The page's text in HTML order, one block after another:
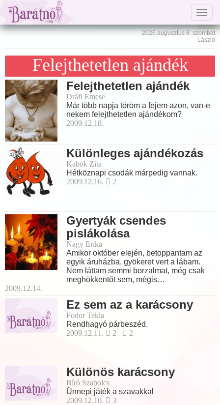
2026.augusztus 8. szombat
László
Felejthetetlen ajándék
Felejthetetlen ajándék
Dráfi Emese
Már több napja töröm a fejem azon, van-e
nekem felejthetetlen ajándékom?
2009.12.18.
Különleges ajándékozás
Kabók Zita
Hétköznapi csodák márpedig vannak.
2009.12.16.
2
Gyertyák csendes
pislákolása
Nagy Erika
Amikor október elején, betoppantam az
egyik áruházba, gyökeret vert a lábam.
Nem láttam semmi borzalmat, még csak
meghökkentőt sem, mégis…
2009.12.14.
Ez sem az a karácsony
Fodor Tekla
Rendhagyó párbeszéd.
2009.12.11.
2 2
Különös karácsony
Bíró Szabolcs
Ünnepi játék a szavakkal
2009.12.10.
3